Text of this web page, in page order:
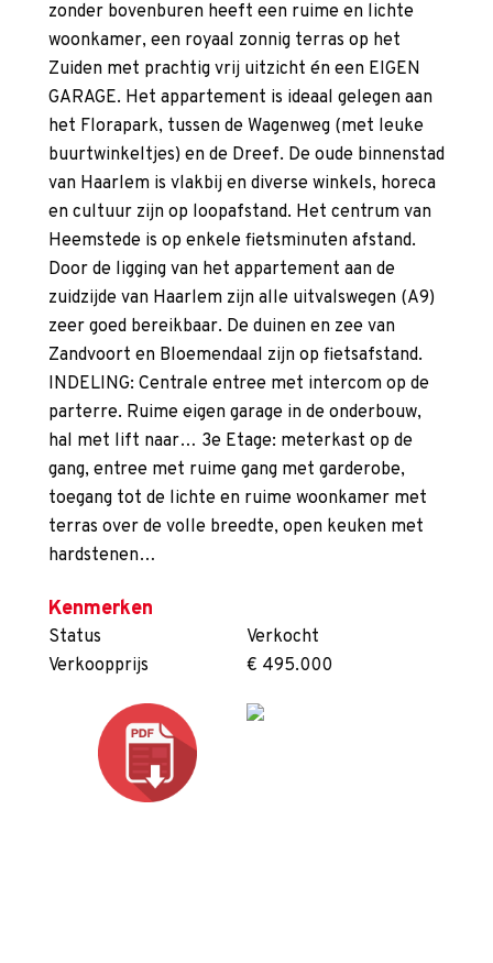
zonder bovenburen heeft een ruime en lichte
woonkamer, een royaal zonnig terras op het
Zuiden met prachtig vrij uitzicht én een EIGEN
GARAGE. Het appartement is ideaal gelegen aan
het Florapark, tussen de Wagenweg (met leuke
buurtwinkeltjes) en de Dreef. De oude binnenstad
van Haarlem is vlakbij en diverse winkels, horeca
en cultuur zijn op loopafstand. Het centrum van
Heemstede is op enkele fietsminuten afstand.
Door de ligging van het appartement aan de
zuidzijde van Haarlem zijn alle uitvalswegen (A9)
zeer goed bereikbaar. De duinen en zee van
Zandvoort en Bloemendaal zijn op fietsafstand.
INDELING: Centrale entree met intercom op de
parterre. Ruime eigen garage in de onderbouw,
hal met lift naar… 3e Etage: meterkast op de
gang, entree met ruime gang met garderobe,
toegang tot de lichte en ruime woonkamer met
terras over de volle breedte, open keuken met
hardstenen…
Kenmerken
Status
Verkocht
Verkoopprijs
€ 495.000